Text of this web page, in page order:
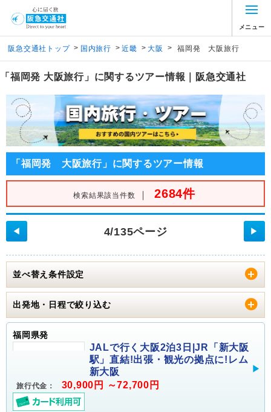
メニュー
阪急交通社トップ > 国内旅行 > 近畿 > 大阪 > 福岡発 大阪旅行
「福岡発 大阪旅行」に関するツアー情報｜阪急交通社
「福岡発 大阪旅行」に関するツアー情報
検索結果該当件数 ｜ 2684件
4/135ページ
◀ ▶
並べ替え条件設定
出発地・日程で絞り込む
福岡県発
JALで行く大阪2泊3日|JR「新大阪
駅」直結!出張・観光の拠点に!レム
新大阪
旅行代金： 30,900円 ～72,700円